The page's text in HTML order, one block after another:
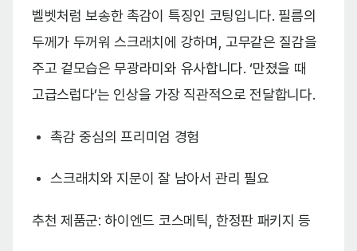
벨벳처럼 보송한 촉감이 특징인 코팅입니다. 필름의
두께가 두꺼워 스크래치에 강하며, 고무같은 질감을
주고 겉모습은 무광라미와 유사합니다. ‘만졌을 때
고급스럽다’는 인상을 가장 직관적으로 전달합니다.
촉감 중심의 프리미엄 경험
스크래치와 지문이 잘 남아서 관리 필요
추천 제품군: 하이엔드 코스메틱, 한정판 패키지 등